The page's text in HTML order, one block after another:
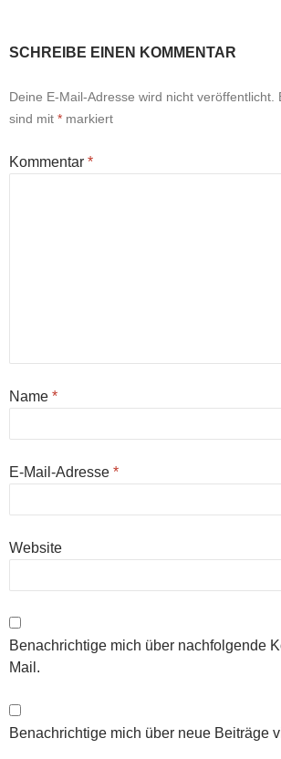
SCHREIBE EINEN KOMMENTAR
Deine E-Mail-Adresse wird nicht veröffentlicht.
sind mit * markiert
Kommentar *
Name *
E-Mail-Adresse *
Website
Benachrichtige mich über nachfolgende
Mail.
Benachrichtige mich über neue Beiträge